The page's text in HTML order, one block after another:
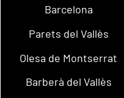
Barcelona
Parets del Vallès
Olesa de Montserrat
Barberà del Vallès